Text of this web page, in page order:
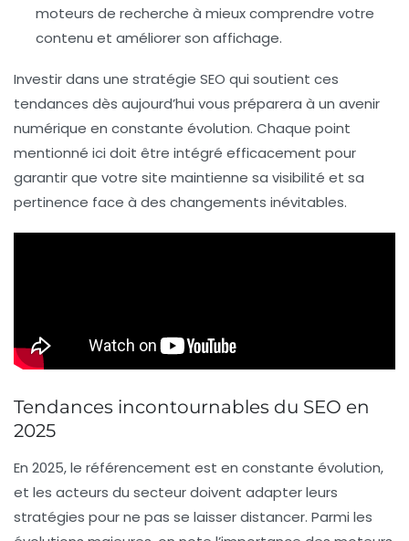
moteurs de recherche à mieux comprendre votre
contenu et améliorer son affichage.
Investir dans une stratégie SEO qui soutient ces
tendances dès aujourd’hui vous préparera à un avenir
numérique en constante évolution. Chaque point
mentionné ici doit être intégré efficacement pour
garantir que votre site maintienne sa visibilité et sa
pertinence face à des changements inévitables.
Tendances incontournables du SEO en
2025
En 2025, le référencement est en constante évolution,
et les acteurs du secteur doivent adapter leurs
stratégies pour ne pas se laisser distancer. Parmi les